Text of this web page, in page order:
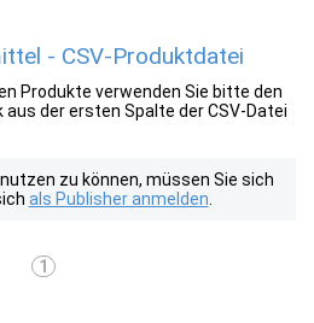
- CSV-Produktdatei
Produkte verwenden Sie bitte den
der ersten Spalte der CSV-Datei
zu können, müssen Sie sich
als Publisher anmelden
1